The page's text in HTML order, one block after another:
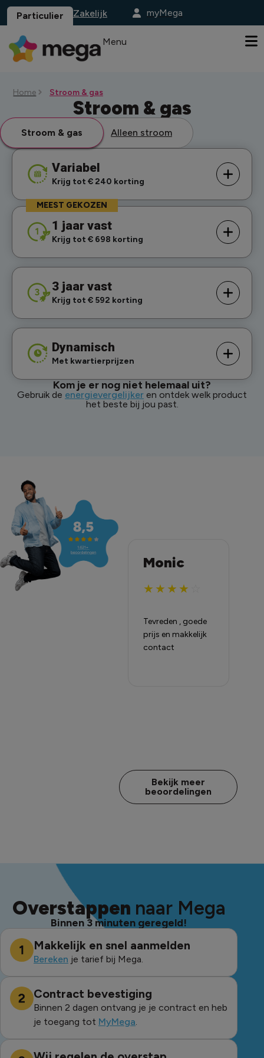
Particulier Zakelijk myMega
Menu
Home Stroom & gas
Stroom & gas
Stroom & gas Alleen stroom
Variabel
Krijg tot € 240 korting
MEEST GEKOZEN
1 jaar vast
Krijg tot € 698 korting
3 jaar vast
Krijg tot € 592 korting
Dynamisch
Met kwartierprijzen
Kom je er nog niet helemaal uit?
Gebruik de energievergelijker en ontdek welk product
het beste bij jou past.
J. (J.) Pol Monic
★ ★ ★ ★
Tevreden , goede
prijs en makkelijk
contact
Bekijk meer
beoordelingen
Overstappen naar Mega
Binnen 3 minuten geregeld!
Makkelijk en snel aanmelden
Bereken je tarief bij Mega.
Contract bevestiging
Binnen 2 dagen ontvang je je contract en heb
je toegang tot MyMega